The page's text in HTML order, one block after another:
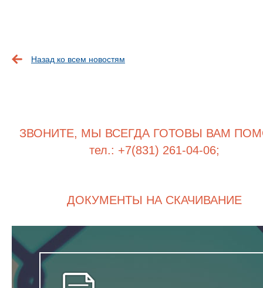
Назад ко всем новостям
ЗВОНИТЕ, МЫ ВСЕГДА ГОТОВЫ ВАМ
тел.: +7(831) 261-04-06;
ДОКУМЕНТЫ НА СКАЧИВАНИЕ